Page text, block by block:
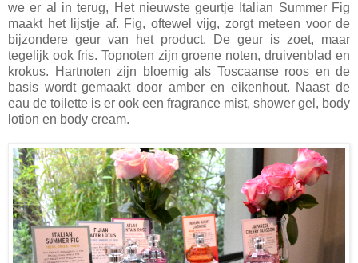
we er al in terug, Het nieuwste geurtje Italian Summer Fig
maakt het lijstje af. Fig, oftewel vijg, zorgt meteen voor de
bijzondere geur van het product. De geur is zoet, maar
tegelijk ook fris. Topnoten zijn groene noten, druivenblad en
krokus. Hartnoten zijn bloemig als Toscaanse roos en de
basis wordt gemaakt door amber en eikenhout. Naast de
eau de toilette is er ook een fragrance mist, shower gel, body
lotion en body cream.